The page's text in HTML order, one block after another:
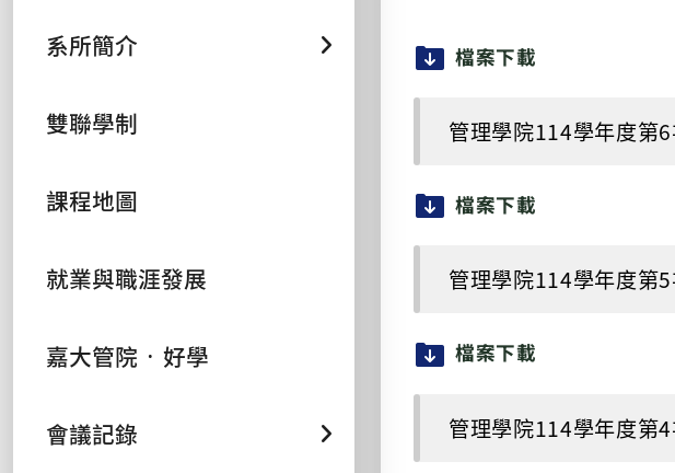
系所簡介
雙聯學制
課程地圖
就業與職涯發展
嘉大管院 ᛫ 好學
會議記錄
檔案下載
管理學院114學年度第
檔案下載
管理學院114學年度第
檔案下載
管理學院114學年度第